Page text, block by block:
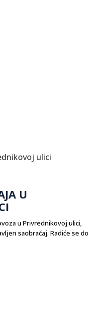
U
u Privrednikovoj ulici,
saobraćaj. Radiće se do